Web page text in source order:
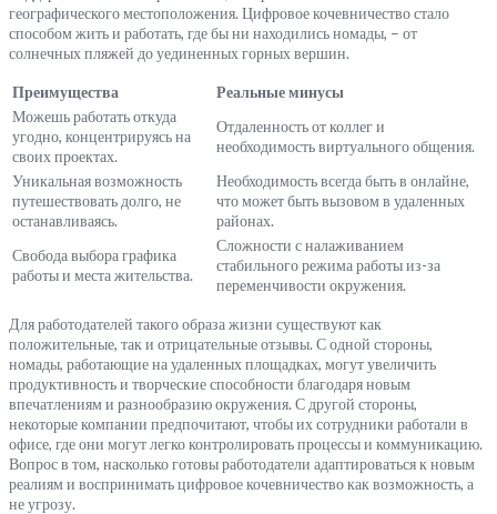
географического местоположения. Цифровое кочевничество стало
способом жить и работать, где бы ни находились номады, – от
солнечных пляжей до уединенных горных вершин.
Преимущества
Реальные минусы
Можешь работать откуда
угодно, концентрируясь на
своих проектах.
Отдаленность от коллег и
необходимость виртуального общения.
Уникальная возможность
путешествовать долго, не
останавливаясь.
Необходимость всегда быть в онлайне,
что может быть вызовом в удаленных
районах.
Свобода выбора графика
работы и места жительства.
Сложности с налаживанием
стабильного режима работы из-за
переменчивости окружения.
Для работодателей такого образа жизни существуют как
положительные, так и отрицательные отзывы. С одной стороны,
номады, работающие на удаленных площадках, могут увеличить
продуктивность и творческие способности благодаря новым
впечатлениям и разнообразию окружения. С другой стороны,
некоторые компании предпочитают, чтобы их сотрудники работали в
офисе, где они могут легко контролировать процессы и коммуникацию.
Вопрос в том, насколько готовы работодатели адаптироваться к новым
реалиям и воспринимать цифровое кочевничество как возможность, а
не угрозу.